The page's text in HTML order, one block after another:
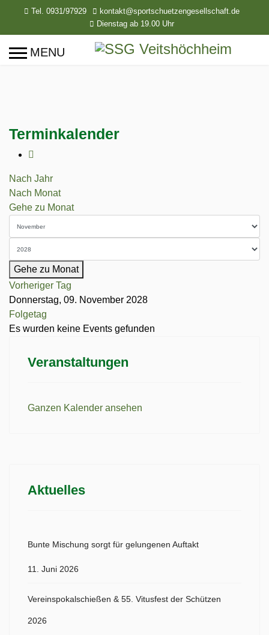
Tel. 0931/97929
kontakt@sportschuetzengesellschaft.de
Dienstag ab 19.00 Uhr
Terminkalender
Nach Jahr
Nach Monat
Gehe zu Monat
Gehe zu Monat
Vorheriger Tag
Donnerstag, 09. November 2028
Folgetag
Es wurden keine Events gefunden
Veranstaltungen
Ganzen Kalender ansehen
Aktuelles
Bunte Mischung sorgt für gelungenen Auftakt
11. Juni 2026
Vereinspokalschießen & 55. Vitusfest der Schützen
2026